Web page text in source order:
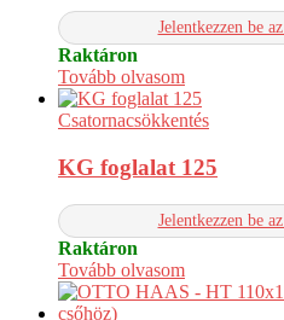
Jelentkezzen be
Raktáron
Tovább olvasom
Csatornacsökkentés
KG foglalat 125
Jelentkezzen be
Raktáron
Tovább olvasom